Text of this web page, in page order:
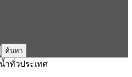
ำทั่วประเทศ